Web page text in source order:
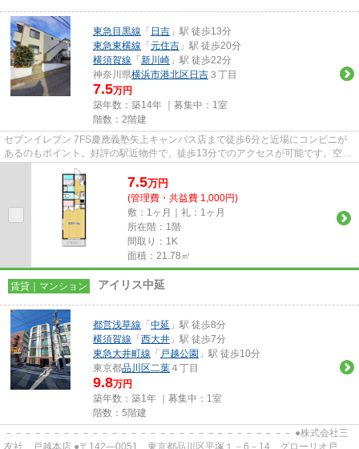
東急目黒線 「 日吉 」駅 徒歩13分
東急東横線 「 元住吉 」駅 徒歩20分
横須賀線 「 新川崎 」駅 徒歩22分
神奈川県横浜市港北区 日吉 ３丁目
7.5万円
築年数：築14年 ｜募集中： 1室
階数：2階建
セブンイレブン 7FS慶應義塾矢上キャンパス店まで徒歩6分と近場にコンビニが
あるのもポイント。好評の駅近物件で、徒歩13分でのアクセスが可能です。空気
の入れ替えができる風通しの良...
7.5万円
(管理費・共益費 1,000円)
敷：1ヶ月｜礼：1ヶ月
所在階：1階
間取り：1K
面積：21.78㎡
賃貸｜マンション アイリス中延
都営浅草線 「 中延 」駅 徒歩8分
横須賀線 「 西大井 」駅 徒歩7分
東急大井町線 「 戸越公園 」駅 徒歩10分
東京都品川区二葉 ４丁目
9.8万円
築年数：築1年 ｜募集中： 1室
階数：5階建
－－－－－－－－－－－－－－－－－－－－－－－－－－－－－－ ●株式会社三